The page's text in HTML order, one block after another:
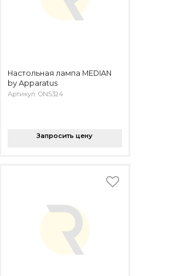
Настольная лампа MEDIAN
by Apparatus
Артикул: ON5324
Запросить цену